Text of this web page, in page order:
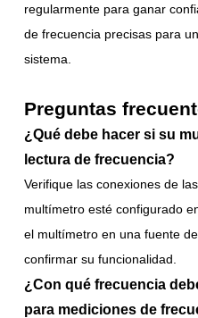
regularmente para ganar
de frecuencia precisas para
sistema.
Preguntas
¿Qué debe hacer si su
lectura de frecuencia?
Verifique las conexiones de
multímetro esté configurado
el multímetro en una fuente
confirmar su funcionalidad.
¿Con qué frecuencia
para mediciones de